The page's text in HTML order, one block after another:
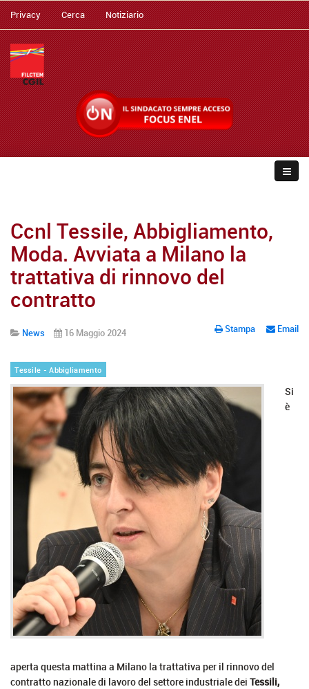
Privacy Cerca Notiziario
Ccnl Tessile, Abbigliamento,
Moda. Avviata a Milano la
trattativa di rinnovo del
contratto
Stampa Email
News 16 Maggio 2024
Tessile - Abbigliamento
Si
è
aperta questa mattina a Milano la trattativa per il rinnovo del
contratto nazionale di lavoro del settore industriale dei Tessili,